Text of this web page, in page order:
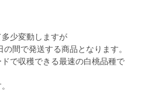
少変動しますが
間で発送する商品となります。
で収穫できる最速の白桃品種で